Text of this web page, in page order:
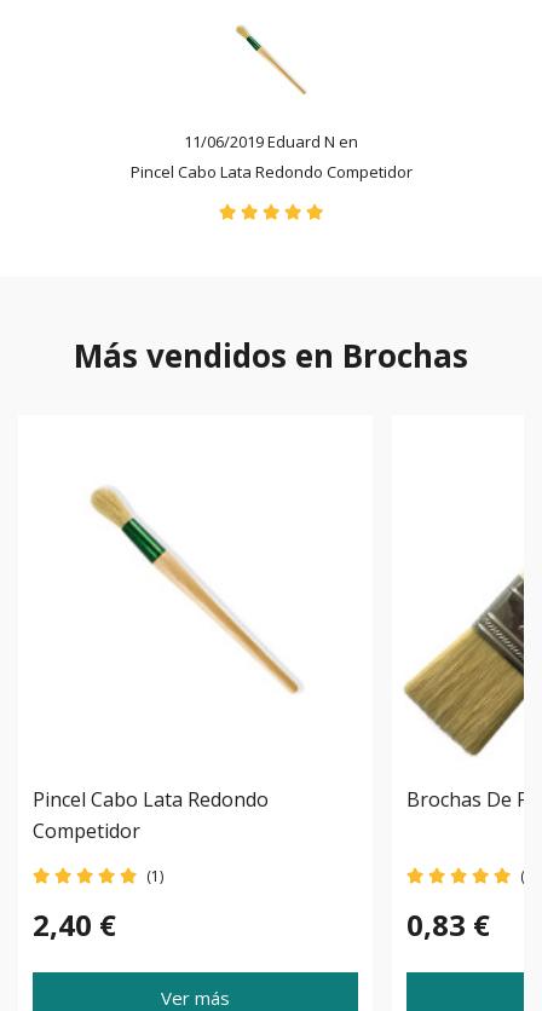
11/06/2019 Eduard N en
Pincel Cabo Lata Redondo Competidor
Más vendidos en Brochas
Pincel Cabo Lata Redondo
Competidor
(1)
2,40 €
Ver más
Brochas De
(2)
0,83 €